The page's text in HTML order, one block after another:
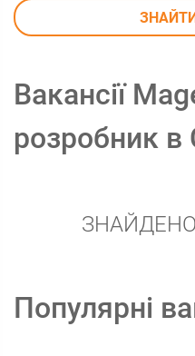
Вакансії
розробник в
Популярні